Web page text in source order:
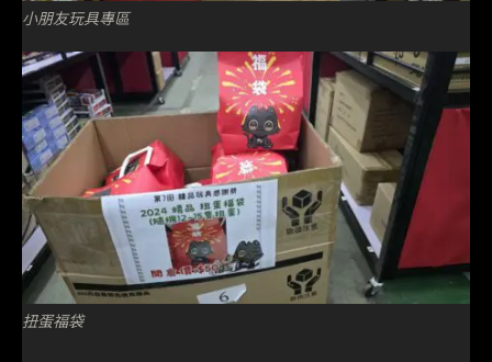
小朋友玩具專區
扭蛋福袋